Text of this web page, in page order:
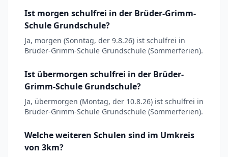
Ist morgen schulfrei in der Brüder-Grimm-
Schule Grundschule?
Ja, morgen (Sonntag, der 9.8.26) ist schulfrei in
Brüder-Grimm-Schule Grundschule (Sommerferien).
Ist übermorgen schulfrei in der Brüder-
Grimm-Schule Grundschule?
Ja, übermorgen (Montag, der 10.8.26) ist schulfrei in
Brüder-Grimm-Schule Grundschule (Sommerferien).
Welche weiteren Schulen sind im Umkreis
von 3km?